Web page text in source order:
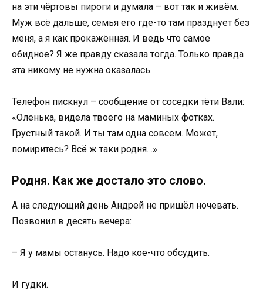
на эти чёртовы пироги и думала – вот так и живём.
Муж всё дальше, семья его где-то там празднует без
меня, а я как прокажённая. И ведь что самое
обидное? Я же правду сказала тогда. Только правда
эта никому не нужна оказалась.
Телефон пискнул – сообщение от соседки тёти Вали:
«Оленька, видела твоего на маминых фотках.
Грустный такой. И ты там одна совсем. Может,
помиритесь? Всё ж таки родня…»
Родня. Как же достало это слово.
А на следующий день Андрей не пришёл ночевать.
Позвонил в десять вечера:
– Я у мамы останусь. Надо кое-что обсудить.
И гудки.